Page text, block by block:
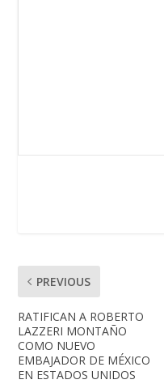
PREVIOUS
RATIFICAN A ROBERTO
LAZZERI MONTAÑO
COMO NUEVO
EMBAJADOR DE MÉXICO
EN ESTADOS UNIDOS